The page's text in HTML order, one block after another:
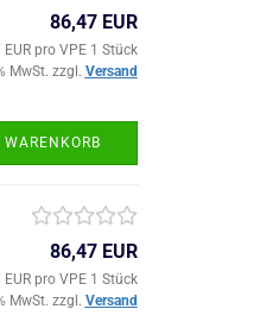
86,47 EUR
EUR pro VPE 1 Stück
MwSt. zzgl. Versand
WARENKORB
86,47 EUR
EUR pro VPE 1 Stück
MwSt. zzgl. Versand